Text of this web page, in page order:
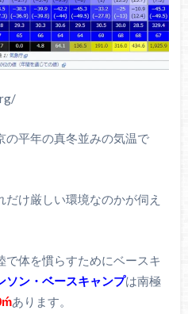
の平年の真冬並みの気温で
け厳しい環境なのかが伺え
で体を慣らすためにベースキ
ソン・ベースキャンプは南極
あります。